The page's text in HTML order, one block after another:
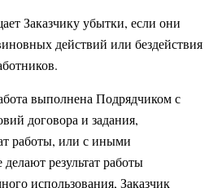
Заказчику убытки, если они
действий или бездействия
выполнена Подрядчиком с
договора и задания,
работы, или с иными
результат работы
использования, Заказчик